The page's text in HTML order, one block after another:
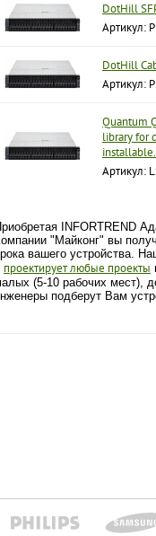
DotHill
Артикул:
DotHill
Артикул:
Quantum
library for
installable.
Артикул:
INFORTREND
"Майконг" вы
вашего устройства.
проектирует любые проекты
(5-10 рабочих мест),
подберут Вам